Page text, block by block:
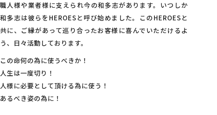
職人様や業者様に支えられ今の和多志があります。いつしか
和多志は彼らをHEROESと呼び始めました。このHEROESと
共に、ご縁があって巡り合ったお客様に喜んでいただけるよ
う、日々活動しております。
この命何の為に使うべきか！
人生は一度切り！
人様に必要として頂ける為に使う！
あるべき姿の為に！